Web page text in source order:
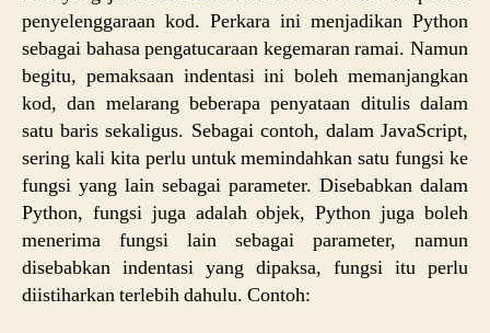
penyelenggaraan kod. Perkara ini menjadikan Python
sebagai bahasa pengatucaraan kegemaran ramai. Namun
begitu, pemaksaan indentasi ini boleh memanjangkan
kod, dan melarang beberapa penyataan ditulis dalam
satu baris sekaligus. Sebagai contoh, dalam JavaScript,
sering kali kita perlu untuk memindahkan satu fungsi ke
fungsi yang lain sebagai parameter. Disebabkan dalam
Python, fungsi juga adalah objek, Python juga boleh
menerima fungsi lain sebagai parameter, namun
disebabkan indentasi yang dipaksa, fungsi itu perlu
diistiharkan terlebih dahulu. Contoh: